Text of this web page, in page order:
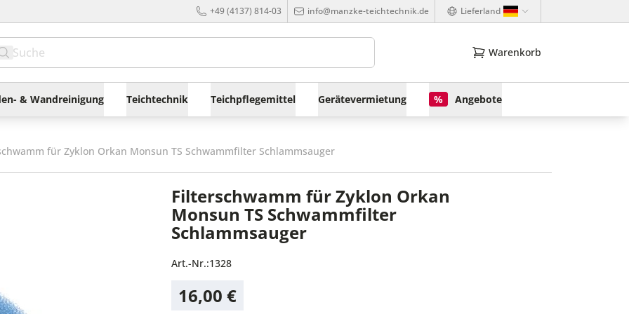
+49 (4137) 814-03 info@manzke-teichtechnik.de Lieferland
Warenkorb
& Wandreinigung Teichtechnik Teichpflegemittel Gerätevermietung % Angebote
für Zyklon Orkan Monsun TS Schwammfilter Schlammsauger
Filterschwamm für Zyklon Orkan
Monsun TS Schwammfilter
Schlammsauger
Art.-Nr.:1328
16,00 €